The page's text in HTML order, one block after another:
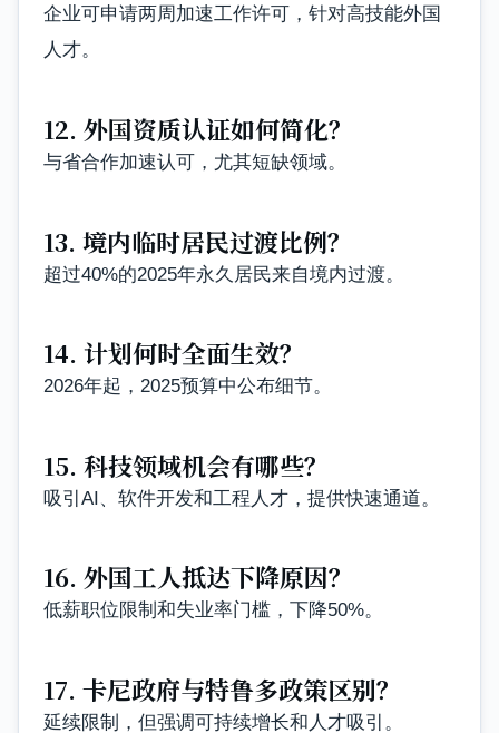
企业可申请两周加速工作许可，针对高技能外国
人才。
12. 外国资质认证如何简化？
与省合作加速认可，尤其短缺领域。
13. 境内临时居民过渡比例？
超过40%的2025年永久居民来自境内过渡。
14. 计划何时全面生效？
2026年起，2025预算中公布细节。
15. 科技领域机会有哪些？
吸引AI、软件开发和工程人才，提供快速通道。
16. 外国工人抵达下降原因？
低薪职位限制和失业率门槛，下降50%。
17. 卡尼政府与特鲁多政策区别？
延续限制，但强调可持续增长和人才吸引。